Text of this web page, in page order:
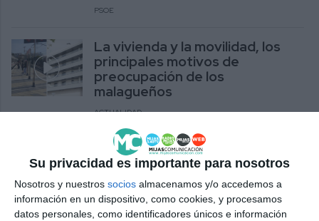
Su privacidad es importante para nosotros
Nosotros y nuestros socios almacenamos y/o accedemos a
información en un dispositivo, como cookies, y procesamos
datos personales, como identificadores únicos e información
PSOE
La vivienda y la movilidad, los
principales motivos de
preocupación de los
malagueños
ACTUALIDAD
Las Nuevas Generaciones del
PP critican la política fiscal y de
movilidad del Gobierno
PP